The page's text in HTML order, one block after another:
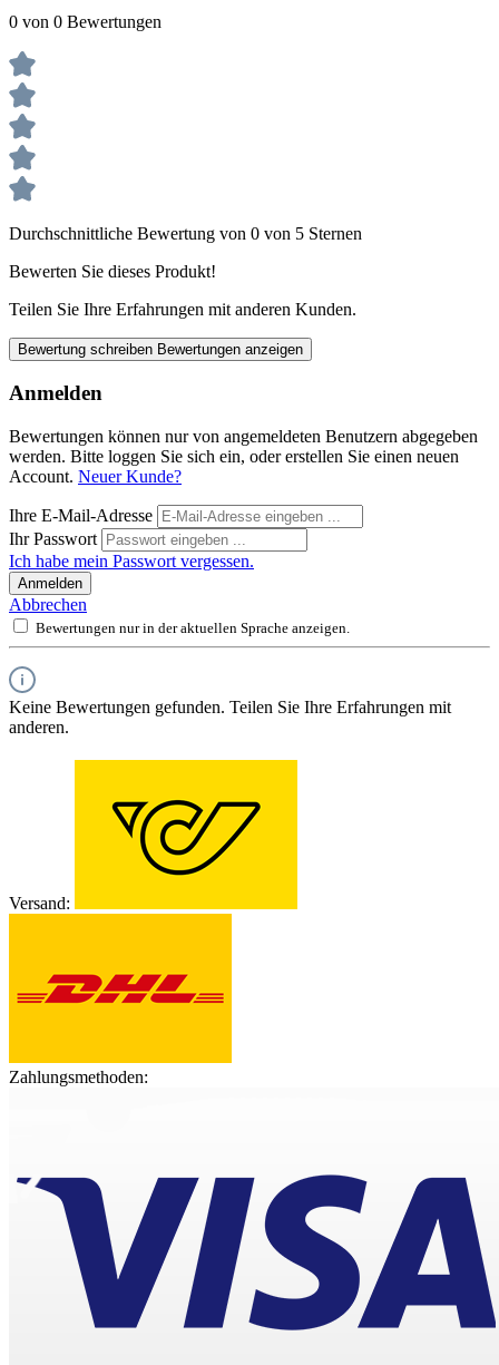
0 von 0 Bewertungen
Durchschnittliche Bewertung von 0 von 5 Sternen
Bewerten Sie dieses Produkt!
Teilen Sie Ihre Erfahrungen mit anderen Kunden.
Bewertung schreiben Bewertungen anzeigen
Anmelden
Bewertungen können nur von angemeldeten Benutzern abgegeben
werden. Bitte loggen Sie sich ein, oder erstellen Sie einen neuen
Account. Neuer Kunde?
Ihre E-Mail-Adresse
Ihr Passwort
Ich habe mein Passwort vergessen.
Anmelden
Abbrechen
Bewertungen nur in der aktuellen Sprache anzeigen.
Keine Bewertungen gefunden. Teilen Sie Ihre Erfahrungen mit
anderen.
Versand:
Zahlungsmethoden: